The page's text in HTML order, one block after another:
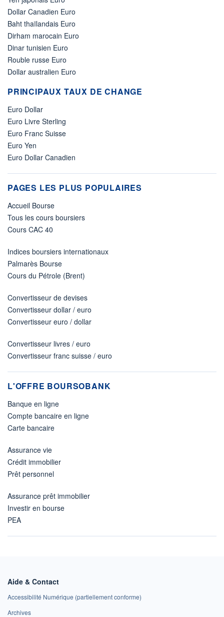
Dollar Canadien Euro
Baht thaïlandais Euro
Dirham marocain Euro
Dinar tunisien Euro
Rouble russe Euro
Dollar australien Euro
PRINCIPAUX TAUX DE CHANGE
Euro Dollar
Euro Livre Sterling
Euro Franc Suisse
Euro Yen
Euro Dollar Canadien
PAGES LES PLUS POPULAIRES
Accueil Bourse
Tous les cours boursiers
Cours CAC 40
Indices boursiers internationaux
Palmarès Bourse
Cours du Pétrole (Brent)
Convertisseur de devises
Convertisseur dollar / euro
Convertisseur euro / dollar
Convertisseur livres / euro
Convertisseur franc suisse / euro
L'OFFRE BOURSOBANK
Banque en ligne
Compte bancaire en ligne
Carte bancaire
Assurance vie
Crédit immobilier
Prêt personnel
Assurance prêt immobilier
Investir en bourse
PEA
Aide & Contact
Accessibilité Numérique (partiellement conforme)
Archives